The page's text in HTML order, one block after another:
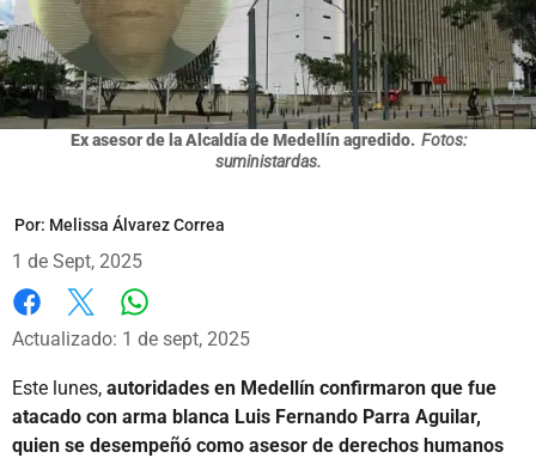
Ex asesor de la Alcaldía de Medellín agredido. Fotos:
suministardas.
Por: Melissa Álvarez Correa
1 de Sept, 2025
Facebook
X
Actualizado: 1 de sept, 2025
Este lunes, autoridades en Medellín confirmaron que fue
atacado con arma blanca Luis Fernando Parra Aguilar,
quien se desempeñó como asesor de derechos humanos